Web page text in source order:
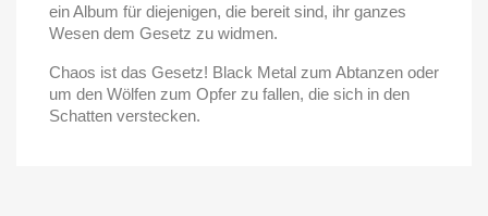
ein Album für diejenigen, die bereit sind, ihr ganzes
Wesen dem Gesetz zu widmen.
Chaos ist das Gesetz! Black Metal zum Abtanzen oder
um den Wölfen zum Opfer zu fallen, die sich in den
Schatten verstecken.